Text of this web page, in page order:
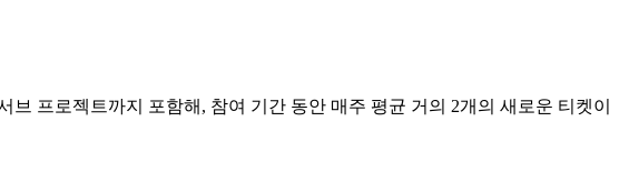
프로젝트까지 포함해, 참여 기간 동안 매주 평균 거의 2개의 새로운 티켓이